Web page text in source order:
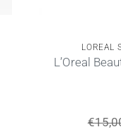
LOREAL
L’Oreal
€